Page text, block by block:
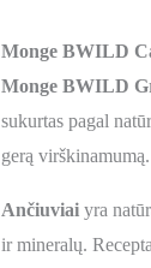
Monge BWILD
Monge BWILD
sukurtas pagal
gerą virškinamumą.
Ančiuviaiyra
ir mineralų.